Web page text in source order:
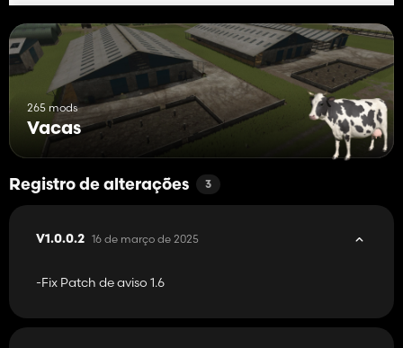
Cada um dos enchimentos se tornará invisível quando o material
fornecido chegar 0.
Em alguns casos, os planos de preenchimento são mostrados
em cada bunker após a colocação, embora a quantidade ainda
seja 0.
265 mods
Vacas
Registro de alterações 3
V1.0.0.2 16 de março de 2025
-Fix Patch de aviso 1.6